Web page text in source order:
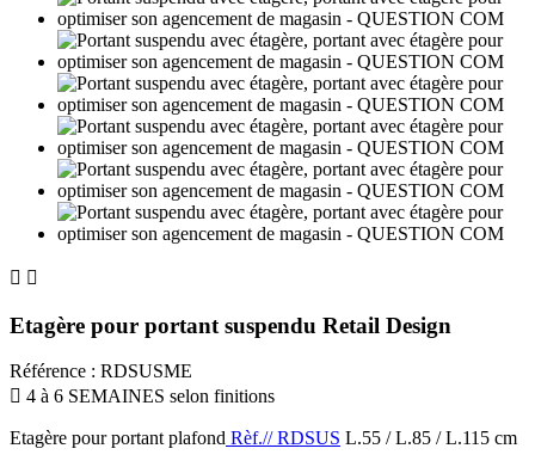
 
Etagère pour portant suspendu Retail Design
Référence : RDSUSME
 4 à 6 SEMAINES selon finitions
Etagère pour portant plafond Rèf.// RDSUS L.55 / L.85 / L.115 cm